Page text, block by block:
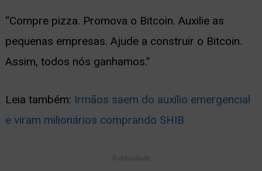
“Compre pizza. Promova o Bitcoin. Auxilie as
pequenas empresas. Ajude a construir o Bitcoin.
Assim, todos nós ganhamos.”
Leia também: Irmãos saem do auxílio emergencial
e viram milionários comprando SHIB
Publicidade